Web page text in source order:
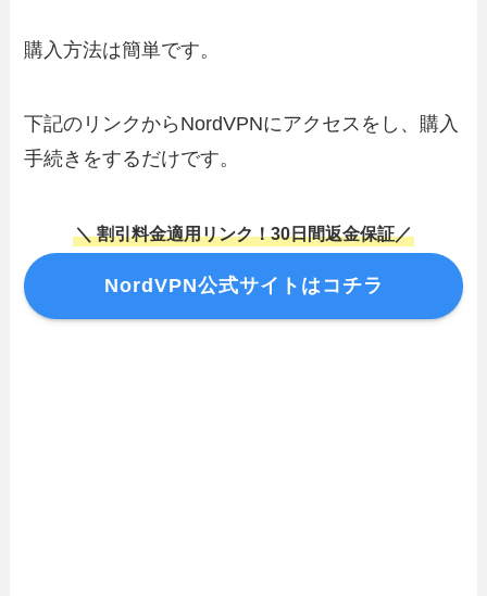
購入方法は簡単です。
下記のリンクからNordVPNにアクセスをし、購入
手続きをするだけです。
＼ 割引料金適用リンク！30日間返金保証／
NordVPN公式サイトはコチラ